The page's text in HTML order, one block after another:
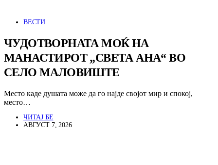
ВЕСТИ
ЧУДОТВОРНАТА МОЌ НА
МАНАСТИРОТ „СВЕТА АНА“ ВО
СЕЛО МАЛОВИШТЕ
Место каде душата може да го најде својот мир и спокој,
место…
ЧИТАЈ БЕ
АВГУСТ 7, 2026